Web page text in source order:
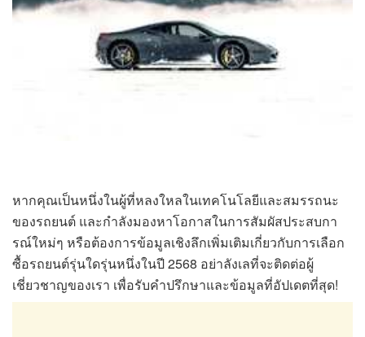
หากคุณเป็นหนึ่งในผู้ที่หลงใหลในเทคโนโลยีและสมรรถนะ
ของรถยนต์ และกำลังมองหาโอกาสในการสัมผัสประสบกา
รณ์ใหม่ๆ หรือต้องการข้อมูลเชิงลึกเพิ่มเติมเกี่ยวกับการเลือก
ซื้อรถยนต์รุ่นใดรุ่นหนึ่งในปี 2568 อย่าลังเลที่จะติดต่อผู้
เชี่ยวชาญของเรา เพื่อรับคำปรึกษาและข้อมูลที่อัปเดตที่สุด!